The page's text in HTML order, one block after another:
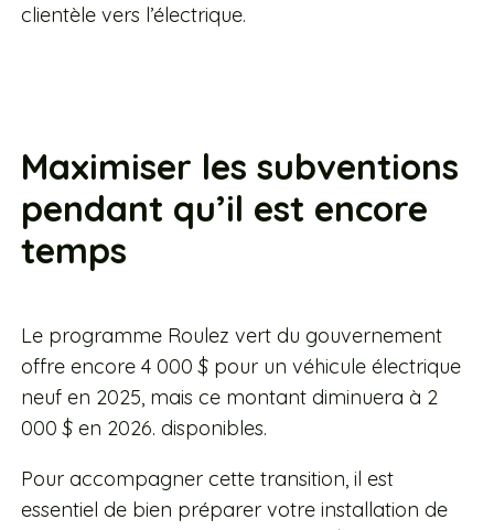
clientèle vers l’électrique.
Maximiser les subventions
pendant qu’il est encore
temps
Le programme Roulez vert du gouvernement
offre encore 4 000 $ pour un véhicule électrique
neuf en 2025, mais ce montant diminuera à 2
000 $ en 2026. disponibles.
Pour accompagner cette transition, il est
essentiel de bien préparer votre installation de